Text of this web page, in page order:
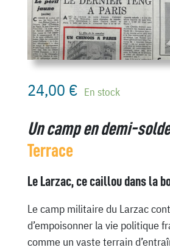
24,00 € En stock
Un camp en demi-
Terrace
Le Larzac, ce caillou dans la
Le camp militaire du Larzac
d’empoisonner la vie politique
comme un vaste terrain